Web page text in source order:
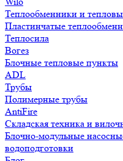
Теплообменники и
Пластинчатые
Теплосила
Вогез
Блочные тепловые пункты
ADL
Трубы
Полимерные трубы
AntiFire
Складская техника и
Блочно-модульные
водоподготовки